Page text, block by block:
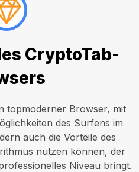
CryptoTab-
topmoderner Browser, mit
des Surfens im
auch die Vorteile des
nutzen können, der
Niveau bringt.